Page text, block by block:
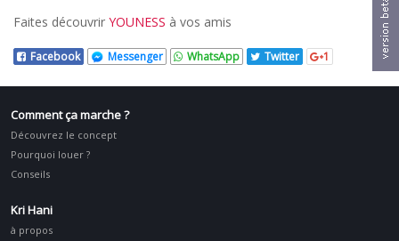
Faites découvrir YOUNESS à vos amis
Facebook Messenger WhatsApp Twitter 1
Comment ça marche ?
Découvrez le concept
Pourquoi louer ?
Conseils
Kri Hani
à propos